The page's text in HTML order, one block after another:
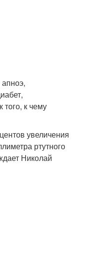
к чему
увеличения
ртутного
Николай